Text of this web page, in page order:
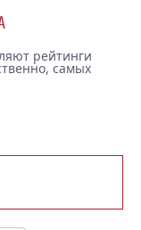
рейтинги
самых